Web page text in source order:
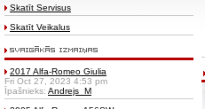
Skatīt Servisus
Skatīt Veikalus
2017 Alfa-Romeo Giulia
Fri Oct 27, 2023 4:53 pm
Īpašnieks: Andrejs_M